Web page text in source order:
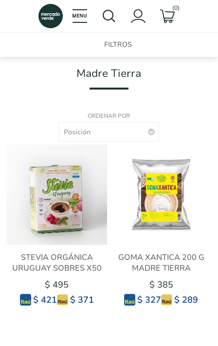
(0)
FILTROS
Madre Tierra
ORDENAR POR
STEVIA ORGÁNICA
URUGUAY SOBRES X50
$ 495
$ 421
$ 371
GOMA XANTICA 200 G
MADRE TIERRA
$ 385
$ 327
$ 289